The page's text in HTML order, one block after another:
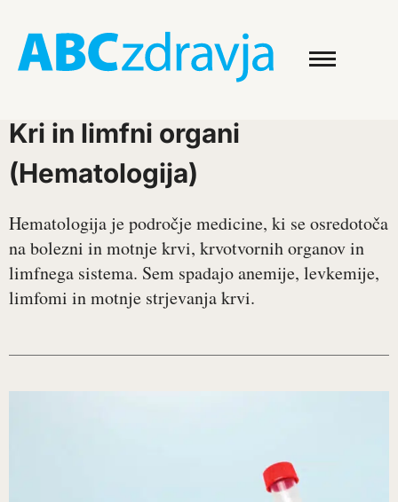
Kri in limfni organi
(Hematologija)
Hematologija je področje medicine, ki se osredotoča
na bolezni in motnje krvi, krvotvornih organov in
limfnega sistema. Sem spadajo anemije, levkemije,
limfomi in motnje strjevanja krvi.